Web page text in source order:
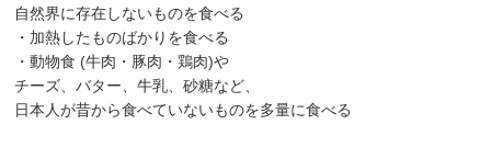
自然界に存在しないものを食べる
・加熱したものばかりを食べる
・動物食 (牛肉・豚肉・鶏肉)や
チーズ、バター、牛乳、砂糖など、
日本人が昔から食べていないものを多量に食べる